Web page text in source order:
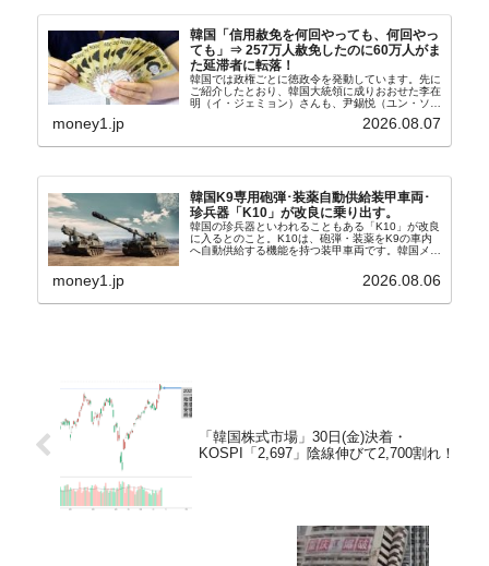
韓国「信用赦免を何回やっても、何回やっ
ても」⇒ 257万人赦免したのに60万人がま
た延滞者に転落！
韓国では政権ごとに徳政令を発動しています。先に
ご紹介したとおり、韓国大統領に成りおおせた李在
明（イ・ジェミョン）さんも、尹錫悦（ユン・ソギ
バンクにして不良債権の買い取りを行い、分割償還
money1.jp 2026.08.07
韓国K9専用砲弾･装薬自動供給装甲車両･
珍兵器「K10」が改良に乗り出す。
韓国の珍兵器といわれることもある「K10」が改良
に入るとのこと。K10は、砲弾・装薬をK9の車内
へ自動供給する機能を持つ装甲車両です。韓国メデ
から以下に一部を引きます。2005年に初めて...
money1.jp 2026.08.06
「韓国株式市場」30日(金)決着・
KOSPI「2,697」陰線伸びて2,700割れ！